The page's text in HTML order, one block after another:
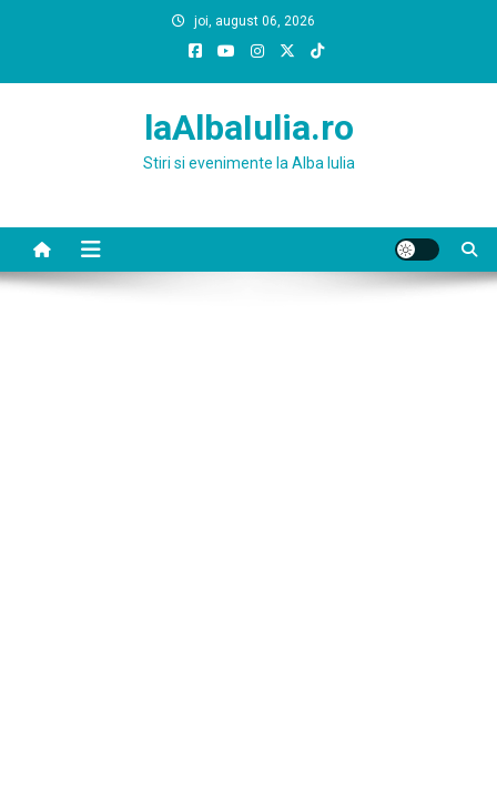
joi, august 06, 2026
laAlbaIulia.ro
Stiri si evenimente la Alba Iulia